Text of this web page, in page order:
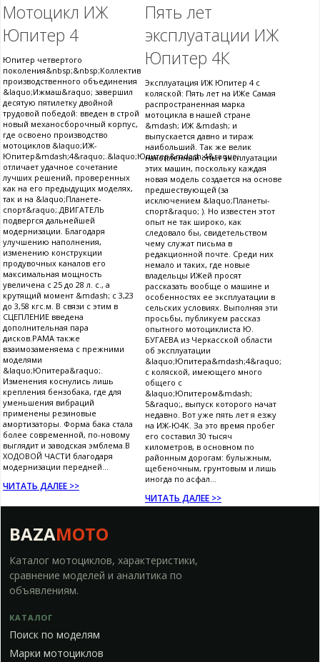
Мотоцикл ИЖ
Юпитер 4
Юпитер четвертого
поколения&nbsp;&nbsp;Коллектив
производственного объединения
&laquo;Ижмаш&raquo; завершил
десятую пятилетку двойной
трудовой победой: введен в строй
новый механосборочный корпус,
где освоено производство
мотоциклов &laquo;ИЖ-
Юпитер&mdash;4&raquo;.&laquo;Юпитер&mdash;4&raquo;
отличает удачное сочетание
лучших решений, проверенных
как на его предыдущих моделях,
так и на &laquo;Планете-
спорт&raquo;.ДВИГАТЕЛЬ
подвергся дальнейшей
модернизации. Благодаря
улучшению наполнения,
изменению конструкции
продувочных каналов его
максимальная мощность
увеличена с 25 до 28 л. с., а
крутящий момент &mdash; с 3,23
до 3,58 кгс.м. В связи с этим в
СЦЕПЛЕНИЕ введена
дополнительная пара
дисков.РАМА также
взаимозаменяема с прежними
моделями
&laquo;Юпитера&raquo;.
Изменения коснулись лишь
крепления бензобака, где для
уменьшения вибраций
применены резиновые
амортизаторы. Форма бака стала
более современной, по-новому
выглядит и заводская эмблема.В
ХОДОВОЙ ЧАСТИ благодаря
модернизации передней...
ЧИТАТЬ ДАЛЕЕ >>
Пять лет
эксплуатации ИЖ
Юпитер 4К
Эксплуатация ИЖ Юпитер 4 с
коляской: Пять лет на ИЖе Самая
распространенная марка
мотоцикла в нашей стране
&mdash; ИЖ &mdash; и
выпускается давно и тираж
наибольший. Так же велик
накопленный опыт эксплуатации
этих машин, поскольку каждая
новая модель создается на основе
предшествующей (за
исключением &laquo;Планеты-
спорт&raquo; ). Но известен этот
опыт не так широко, как
следовало бы, свидетельством
чему служат письма в
редакционной почте. Среди них
немало и таких, где новые
владельцы ИЖей просят
рассказать вообще о машине и
особенностях ее эксплуатации в
сельских условиях. Выполняя эти
просьбы, публикуем рассказ
опытного мотоциклиста Ю.
БУГАЕВА из Черкасской области
об эксплуатации
&laquo;Юпитера&mdash;4&raquo;
с коляской, имеющего много
общего с
&laquo;Юпитером&mdash;
5&raquo;, выпуск которого начат
недавно. Вот уже пять лет я езжу
на ИЖ-Ю4К. За это время пробег
его составил 30 тысяч
километров, в основном по
районным дорогам: булыжным,
щебеночным, грунтовым и лишь
иногда по асфал...
ЧИТАТЬ ДАЛЕЕ >>
BAZAMOTO
Каталог мотоциклов, характеристики,
сравнение моделей и аналитика по
объявлениям.
КАТАЛОГ
Поиск по моделям
Марки мотоциклов